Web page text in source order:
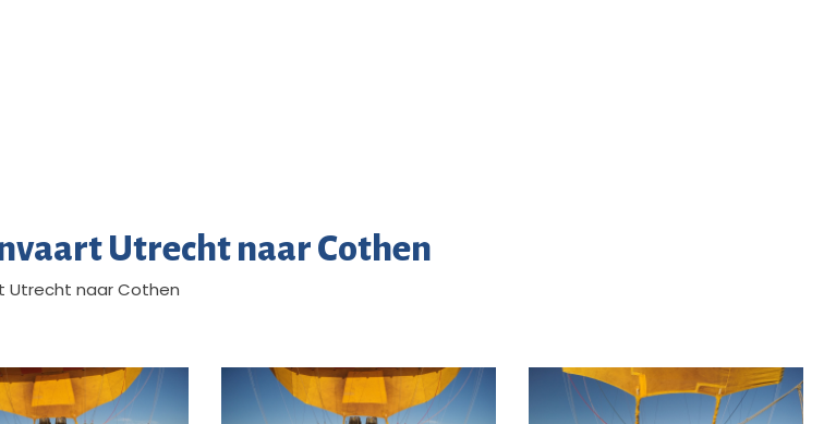
Utrecht naar Cothen
Utrecht naar Cothen